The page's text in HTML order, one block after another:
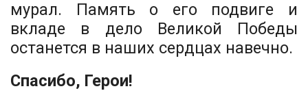
мурал. Память о его подвиге и
вкладе в дело Великой Победы
останется в наших сердцах навечно.
Спасибо, Герои!